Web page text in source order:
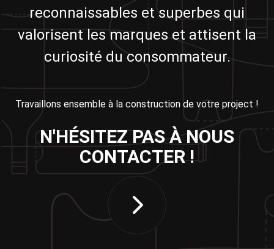
reconnaissables et superbes qui
valorisent les marques et attisent la
curiosité du consommateur.
Travaillons ensemble à la construction de votre project !
N'HÉSITEZ PAS À NOUS
CONTACTER !